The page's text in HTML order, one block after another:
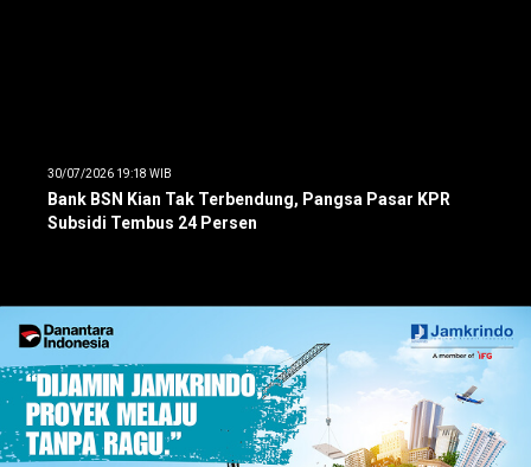
30/07/2026 19:18 WIB
Bank BSN Kian Tak Terbendung, Pangsa Pasar KPR
Subsidi Tembus 24 Persen